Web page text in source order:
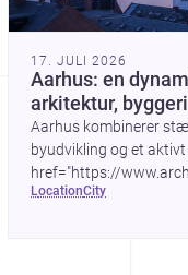
17. JULI 2026
Aarhus: en
arkitektur,
Aarhus kombinerer
byudvikling og et
href="https://
denmark-region/
href="https://
location city